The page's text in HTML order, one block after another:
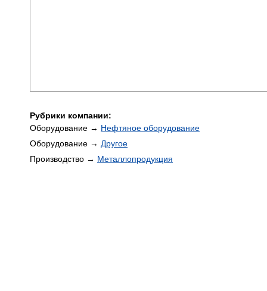
Рубрики компании:
Оборудование → Нефтяное оборудование
Оборудование → Другое
Производство → Металлопродукция